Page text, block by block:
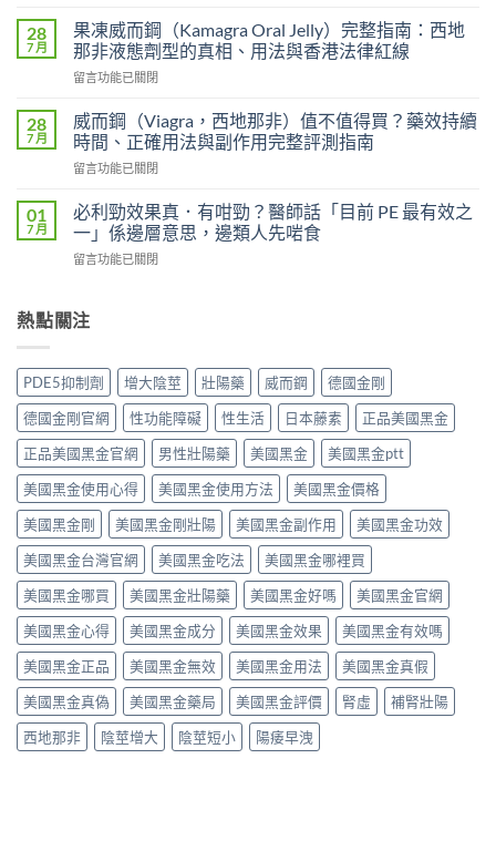
效
片
（Levifil
Super
效
果
持
多
久？〉
中
度
藍
P
必
吉
P-
force
使
者
真
評
效
析：
從
秒
出
到
持
久
30
分，
雙
效
機
制
與
安
全
用
法
完
整
28
7 月
果凍威而鋼（Kamagra Oral Jelly）完整指南：西地
那非液態劑型的真相、用法與香港法律紅線
在
凍
威
而
鋼
Oral
Jelly）
整
西
非
液
態
劑
型
的
真
相、
用
法
與
香
港
法
律
紅
線〉
中
留言功能已關閉
28
7 月
威而鋼（Viagra，西地那非）值不值得買？藥效持續
時間、正確用法與副作用完整評測指南
在
而
鋼
（Viagra，
西
非）
值
得
買？
藥
效
持
續
時
間、
正
確
用
法
與
副
作
用
完
整
評
測
留言功能已關閉
01
7 月
必利勁效果真．有咁勁？醫師話「目前 PE 最有效之
一」係邊層意思，邊類人先啱食
在
勁
效
真．
有
咁
勁？
醫
師
話
「目
前
PE
最
有
效
之
一」
係
邊
層
意
思，
邊
留言功能已關閉
熱點關注
PDE5抑制劑 增大陰莖 壯陽藥 威而鋼
德國金剛
德國金剛官網
性功能障礙 性生活 日本藤素
正品美國黑金
正品美國黑金官網
男性壯陽藥 美國黑金
美國黑金ptt
美國黑金使用心得
美國黑金使用方法
美國黑金價格
美國黑金剛
美國黑金剛壯陽 美國黑金副作用
美國黑金功效
美國黑金台灣官網
美國黑金吃法
美國黑金哪裡買
美國黑金哪買
美國黑金壯陽藥 美國黑金好嗎
美國黑金官網
美國黑金心得
美國黑金成分 美國黑金效果
美國黑金有效嗎
美國黑金正品
美國黑金無效 美國黑金用法
美國黑金真假
美國黑金真偽
美國黑金藥局 美國黑金評價 腎虛
補腎壯陽
西地那非
陰莖增大 陰莖短小 陽痿早洩